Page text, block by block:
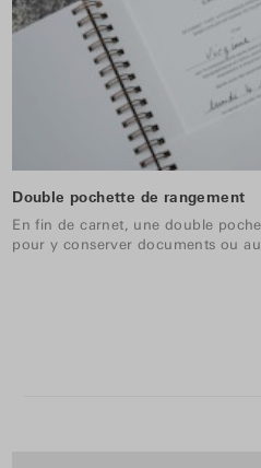
Double pochette de rangement
En fin de carnet, une double
pour y conserver documents ou